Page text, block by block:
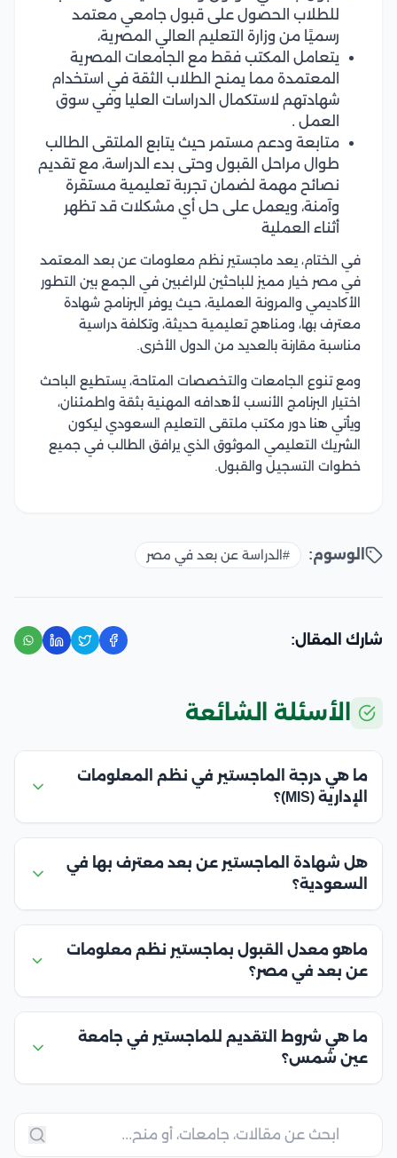
للطلاب الحصول على قبول جامعي معتمد
رسميًا من وزارة التعليم العالي المصرية،
يتعامل المكتب فقط مع الجامعات المصرية
المعتمدة مما يمنح الطلاب الثقة في استخدام
شهادتهم لاستكمال الدراسات العليا وفي سوق
العمل .
متابعة ودعم مستمر حيث يتابع الملتقى الطالب
طوال مراحل القبول وحتى بدء الدراسة، مع تقديم
نصائح مهمة لضمان تجربة تعليمية مستقرة
وآمنة، ويعمل على حل أي مشكلات قد تظهر
أثناء العملية
في الختام، يعد ماجستير نظم معلومات عن بعد المعتمد
في مصر خيار مميز للباحثين للراغبين في الجمع بين التطور
الأكاديمي والمرونة العملية، حيث يوفر البرنامج شهادة
معترف بها، ومناهج تعليمية حديثة، وتكلفة دراسية
مناسبة مقارنة بالعديد من الدول الأخرى.
ومع تنوع الجامعات والتخصصات المتاحة، يستطيع الباحث
اختيار البرنامج الأنسب لأهدافه المهنية بثقة واطمئنان،
ويأتي هنا دور مكتب ملتقى التعليم السعودي ليكون
الشريك التعليمي الموثوق الذي يرافق الطالب في جميع
خطوات التسجيل والقبول.
الوسوم: #الدراسة عن بعد في مصر
شارك المقال:
الأسئلة الشائعة
ما هي درجة الماجستير في نظم المعلومات
الإدارية (MIS)؟
هل شهادة الماجستير عن بعد معترف بها في
السعودية؟
ماهو معدل القبول بماجستير نظم معلومات
عن بعد في مصر؟
ما هي شروط التقديم للماجستير في جامعة
عين شمس؟